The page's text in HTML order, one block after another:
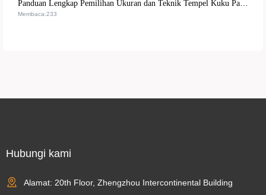
Panduan Lengkap Pemilihan Ukuran dan Teknik Tempel Kuku Palsu untuk Pemula hingga Ahli
Membaca:233
Hubungi kami
Alamat: 20th Floor, Zhengzhou Intercontinental Building